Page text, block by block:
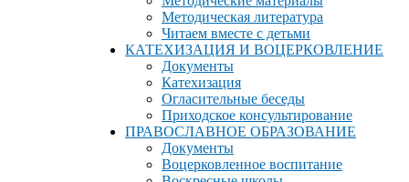
Методическая литература
Читаем вместе с детьми
КАТЕХИЗАЦИЯ И ВОЦЕРКОВЛЕНИЕ
Документы
Катехизация
Огласительные беседы
Приходское консультирование
ПРАВОСЛАВНОЕ ОБРАЗОВАНИЕ
Документы
Воцерковленное воспитание